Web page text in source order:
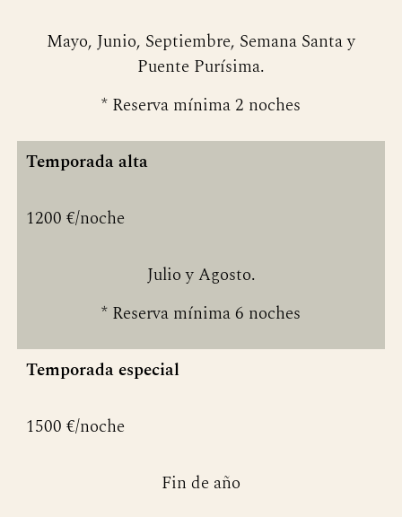
Mayo, Junio, Septiembre, Semana Santa y
Puente Purísima.
* Reserva mínima 2 noches
Temporada alta
1200 €/noche
Julio y Agosto.
* Reserva mínima 6 noches
Temporada especial
1500 €/noche
Fin de año